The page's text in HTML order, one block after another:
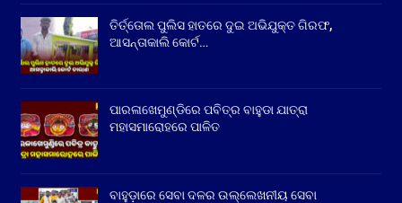
ତିର୍ତ୍ତୋଲ ପୁଲିସ ହାତରେ ଦୁଇ ଅଭିଯୁକ୍ତ ଗିରଫ,
ଆସନ୍ତାକାଲି କୋର୍ଟ…
ପାରଳାଖେମୁଣ୍ଡିରେ ପବିତ୍ର ବାହୁଡା ଯାତ୍ରା
ମହାସମାରୋହରେ ପାଳିତ
ବାହୁଡ଼ାରେ ସେବା ଦଳର ଉଲ୍ଲେଖନୀୟ ସେବା